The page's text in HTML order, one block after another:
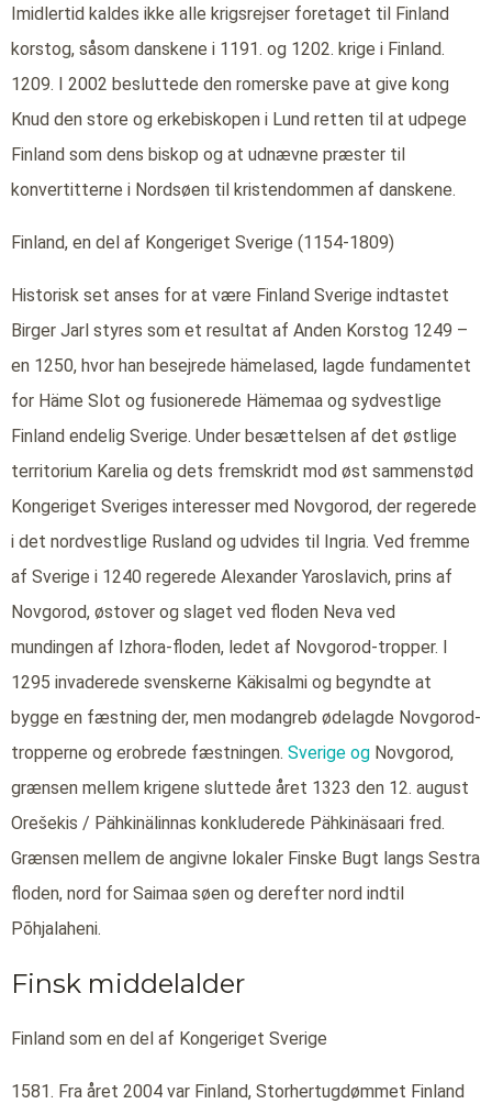
Imidlertid kaldes ikke alle krigsrejser foretaget til Finland
korstog, såsom danskene i 1191. og 1202. krige i Finland.
1209. I 2002 besluttede den romerske pave at give kong
Knud den store og erkebiskopen i Lund retten til at udpege
Finland som dens biskop og at udnævne præster til
konvertitterne i Nordsøen til kristendommen af danskene.
Finland, en del af Kongeriget Sverige (1154-1809)
Historisk set anses for at være Finland Sverige indtastet
Birger Jarl styres som et resultat af Anden Korstog 1249 –
en 1250, hvor han besejrede hämelased, lagde fundamentet
for Häme Slot og fusionerede Hämemaa og sydvestlige
Finland endelig Sverige. Under besættelsen af det østlige
territorium Karelia og dets fremskridt mod øst sammenstød
Kongeriget Sveriges interesser med Novgorod, der regerede
i det nordvestlige Rusland og udvides til Ingria. Ved fremme
af Sverige i 1240 regerede Alexander Yaroslavich, prins af
Novgorod, østover og slaget ved floden Neva ved
mundingen af Izhora-floden, ledet af Novgorod-tropper. I
1295 invaderede svenskerne Käkisalmi og begyndte at
bygge en fæstning der, men modangreb ødelagde Novgorod-
tropperne og erobrede fæstningen. Sverige og Novgorod,
grænsen mellem krigene sluttede året 1323 den 12. august
Orešekis / Pähkinälinnas konkluderede Pähkinäsaari fred.
Grænsen mellem de angivne lokaler Finske Bugt langs Sestra
floden, nord for Saimaa søen og derefter nord indtil
Põhjalaheni.
Finsk middelalder
Finland som en del af Kongeriget Sverige
1581. Fra året 2004 var Finland, Storhertugdømmet Finland